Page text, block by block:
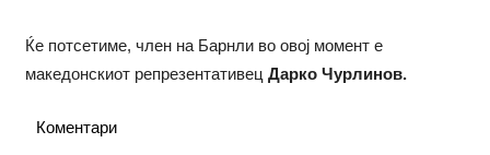
Ќе потсетиме, член на Барнли во овој момент е
македонскиот репрезентативец Дарко Чурлинов.
Коментари